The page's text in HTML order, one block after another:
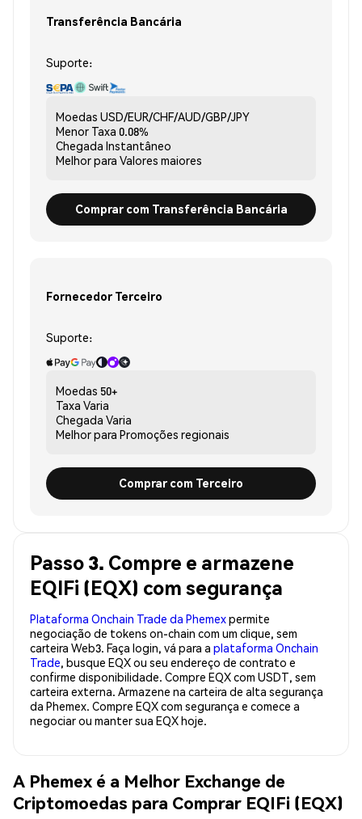
Transferência Bancária
Suporte:
Moedas USD/EUR/CHF/AUD/GBP/JPY
Menor Taxa 0.08%
Chegada Instantâneo
Melhor para Valores maiores
Comprar com Transferência Bancária
Fornecedor Terceiro
Suporte:
Moedas 50+
Taxa Varia
Chegada Varia
Melhor para Promoções regionais
Comprar com Terceiro
Passo 3. Compre e armazene
EQIFi (EQX) com segurança
Plataforma Onchain Trade da Phemexpermite
negociação de tokens on-chain com um clique, sem
carteira Web3. Faça login, vá para a plataforma Onchain
Trade, busque EQX ou seu endereço de contrato e
confirme disponibilidade. Compre EQX com USDT, sem
carteira externa. Armazene na carteira de alta segurança
da Phemex. Compre EQX com segurança e comece a
negociar ou manter sua EQX hoje.
A Phemex é a Melhor Exchange de
Criptomoedas para Comprar EQIFi (EQX)